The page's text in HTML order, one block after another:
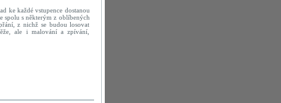
ke každé vstupence dostanou
spolu s některým z oblíbených
z nichž se budou losovat
ale i malování a zpívání,